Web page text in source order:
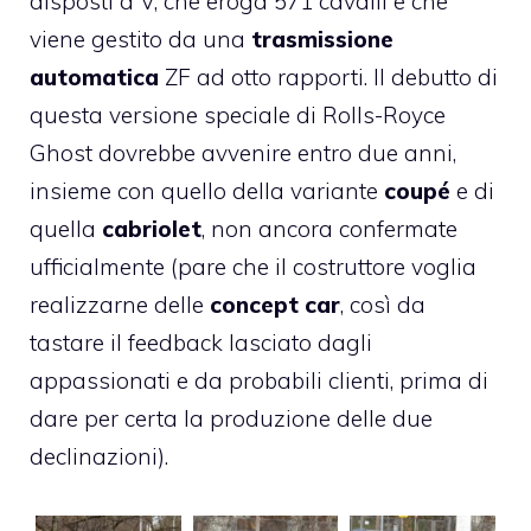
viene gestito da una trasmissione
automatica ZF ad otto rapporti. Il debutto di
questa versione speciale di Rolls-Royce
Ghost dovrebbe avvenire entro due anni,
insieme con quello della variante coupé e di
quella cabriolet, non ancora confermate
ufficialmente (pare che il costruttore voglia
realizzarne delle concept car, così da
tastare il feedback lasciato dagli
appassionati e da probabili clienti, prima di
dare per certa la produzione delle due
declinazioni).